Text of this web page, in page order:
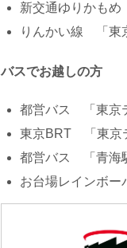
新交通ゆりかも
りんかい線 「東
バスでお越しの方
都営バス 「東京
東京BRT 「東京
都営バス 「青海
お台場レインボ